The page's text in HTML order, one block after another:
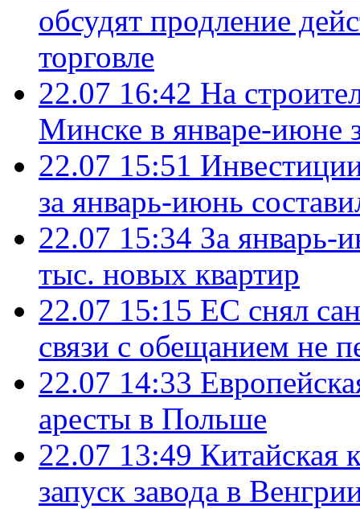
обсудят продление
торговле
22.07 16:42 На
Минске в январе-июне
22.07 15:51
за январь-июнь
22.07 15:34 За январь-
тыс. новых квартир
22.07 15:15 ЕС снял
связи с обещанием не
22.07 14:33
аресты в Польше
22.07 13:49 Китайская
запуск завода в